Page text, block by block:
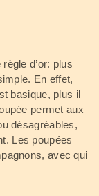
d’or: plus
En effet,
basique, plus il
permet aux
désagréables,
Les poupées
avec qui